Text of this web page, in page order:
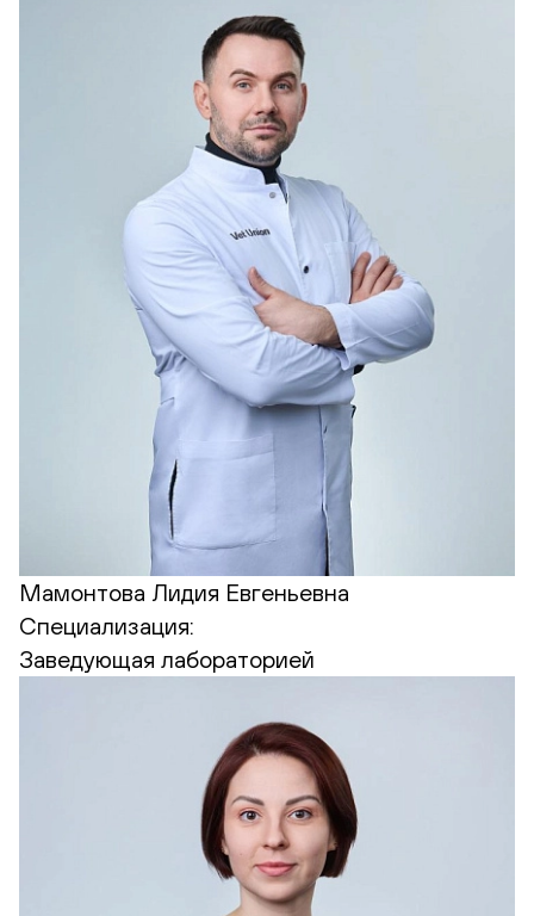
Мамонтова Лидия Евгеньевна
Специализация:
Заведующая лабораторией